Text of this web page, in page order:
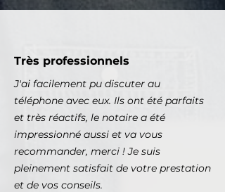
Très professionnels
J'ai facilement pu discuter au
téléphone avec eux. Ils ont été parfaits
et très réactifs, le notaire a été
impressionné aussi et va vous
recommander, merci ! Je suis
pleinement satisfait de votre prestation
et de vos conseils.